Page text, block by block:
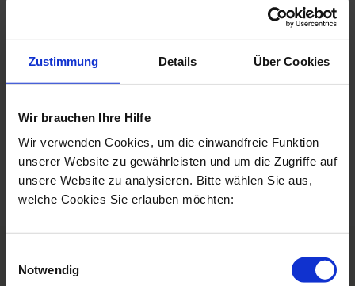
Zustimmung Details Über Cookies
Wir brauchen Ihre Hilfe
Wir verwenden Cookies, um die einwandfreie Funktion
unserer Website zu gewährleisten und um die Zugriffe auf
unsere Website zu analysieren. Bitte wählen Sie aus,
welche Cookies Sie erlauben möchten:
Notwendig
gerinnungshemmende Medikamente vorübergehend
abgesetzt werden, denn die blutverdünnende
Wirkung kann unerwünschte Nachblutungen
oder am besten ganz darauf verzichten. Über
Allergien und Blutgerinnungsstörungen sollten Sie
mich direkt im Erstgespräch informieren.
Was ist nach einem Mommy